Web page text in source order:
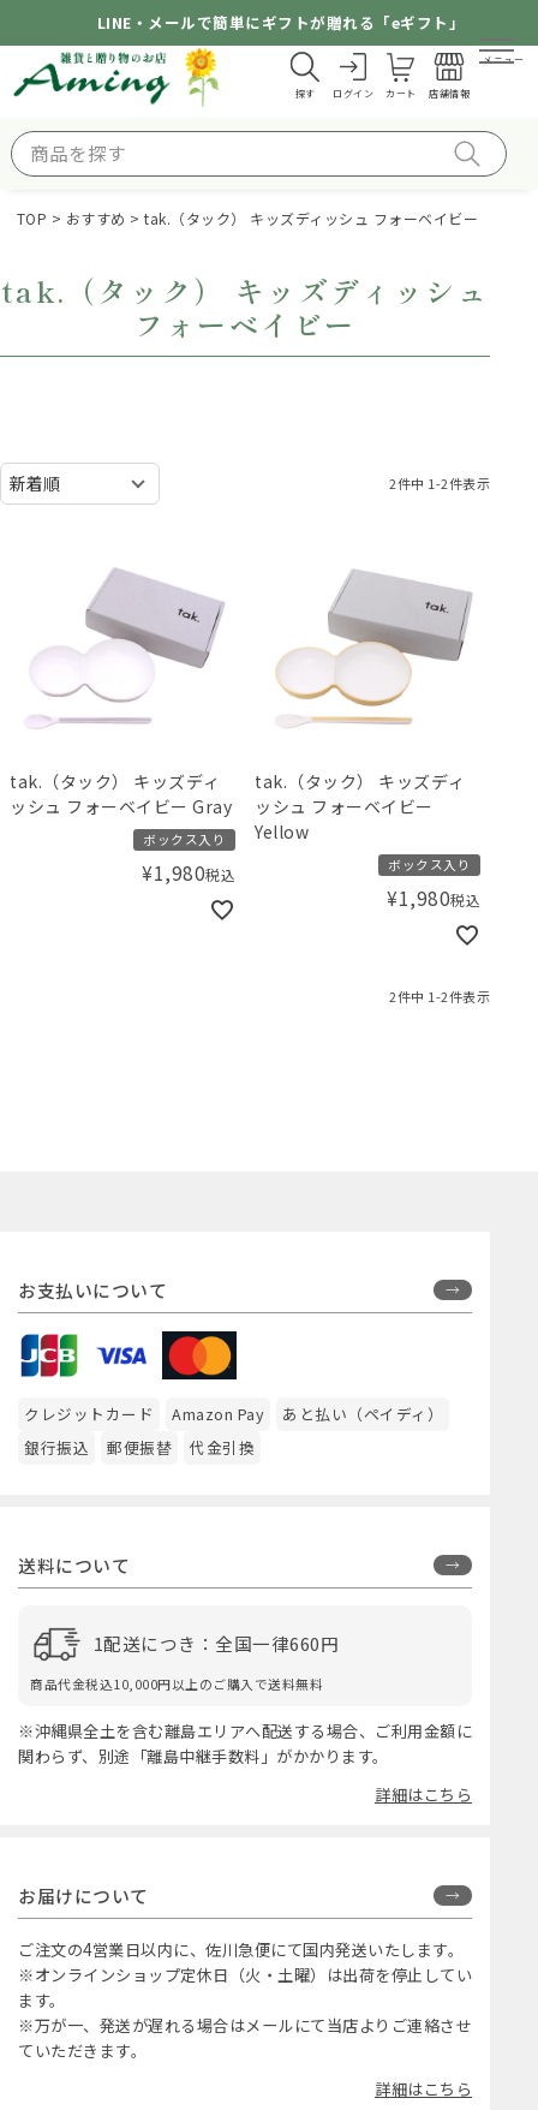
LINE・メールで簡単にギフトが贈れる「eギフト」
探す ログイン カート 店舗情報
メニュー
TOP おすすめ tak.（タック） キッズディッシュ フォーベイビー
tak.（タック） キッズディッシュ
フォーベイビー
2件中 1-2件表示
tak.（タック） キッズディ
ッシュ フォーベイビー Gray
ボックス入り
¥1,980税込
tak.（タック） キッズディ
ッシュ フォーベイビー
Yellow
ボックス入り
¥1,980税込
2件中 1-2件表示
お支払いについて
クレジットカード Amazon Pay
あと払い（ペイディ）
銀行振込
郵便振替 代金引換
送料について
1配送につき：全国一律660円
商品代金税込10,000円以上のご購入で送料無料
※沖縄県全土を含む離島エリアへ配送する場合、ご利用金額に
関わらず、別途「離島中継手数料」がかかります。
詳細はこちら
お届けについて
ご注文の4営業日以内に、佐川急便にて国内発送いたします。
※オンラインショップ定休日（火・土曜）は出荷を停止してい
ます。
※万が一、発送が遅れる場合はメールにて当店よりご連絡させ
ていただきます。
詳細はこちら